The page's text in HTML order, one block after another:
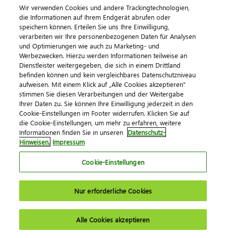
Veranstaltungen
DATEV magazin
DATEV-Community
DATEV-Newsletter
Kontaktieren Sie uns
© 2026 DATEV eG
ImpressumDatenschutzAGBKontakt
Cookie-Einstellungen
Wir verwenden Cookies und andere Trackingtechnologien,
die Informationen auf Ihrem Endgerät abrufen oder
speichern können. Erteilen Sie uns Ihre Einwilligung,
verarbeiten wir Ihre personenbezogenen Daten für Analysen
und Optimierungen wie auch zu Marketing- und
Werbezwecken. Hierzu werden Informationen teilweise an
Dienstleister weitergegeben, die sich in einem Drittland
befinden können und kein vergleichbares Datenschutzniveau
aufweisen. Mit einem Klick auf „Alle Cookies akzeptieren"
stimmen Sie diesen Verarbeitungen und der Weitergabe
Ihrer Daten zu. Sie können Ihre Einwilligung jederzeit in den
Cookie-Einstellungen im Footer widerrufen. Klicken Sie auf
die Cookie-Einstellungen, um mehr zu erfahren, weitere
Informationen finden Sie in unseren Datenschutz-
Hinweisen. Impressum
Cookie-Einstellungen
Nur erforderliche Cookies
Alle Cookies akzeptieren